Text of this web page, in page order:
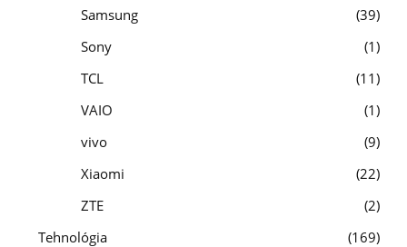
Samsung
39
Sony
1
TCL
11
VAIO
1
vivo
9
Xiaomi
22
ZTE
2
Tehnológia
169